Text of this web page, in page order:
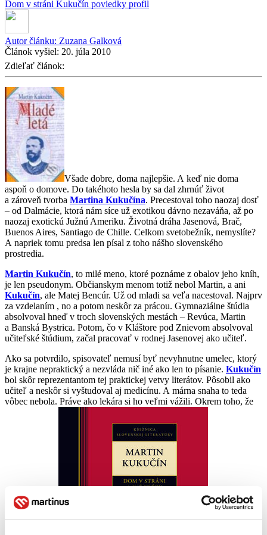
Dom v stráni Kukučín poviedky profil
Autor článku: Zuzana Galková
Článok vyšiel: 20. júla 2010
Zdieľať článok:
Všade dobre, doma najlepšie. A keď nie doma
aspoň o domove. Do takéhoto hesla by sa dal zhrnúť život
a zároveň tvorba Martina Kukučína. Precestoval toho naozaj dosť
– od Dalmácie, ktorá nám síce už exotikou dávno nezaváňa, až po
naozaj exotickú Južnú Ameriku. Životná dráha Jasenová, Brač,
Buenos Aires, Santiago de Chille. Celkom svetobežník, nemyslíte?
A napriek tomu predsa len písal z toho nášho slovenského
prostredia.
Martin Kukučín, to milé meno, ktoré poznáme z obalov jeho kníh,
je len pseudonym. Občianskym menom totiž nebol Martin, a ani
Kukučín, ale Matej Bencúr. Už od mladi sa veľa nacestoval. Najprv
za vzdelaním , no a potom neskôr za prácou. Gymnaziálne štúdia
absolvoval hneď v troch slovenských mestách – Revúca, Martin
a Banská Bystrica. Potom, čo v Kláštore pod Znievom absolvoval
učiteľské štúdium, začal pracovať v rodnej Jasenovej ako učiteľ.
Ako sa potvrdilo, spisovateľ nemusí byť nevyhnutne umelec, ktorý
je krajne nepraktický a nezvláda nič iné ako len to písanie. Kukučín
bol skôr reprezentantom tej praktickej vetvy literátov. Pôsobil ako
učiteľ a neskôr si vyštudoval aj medicínu. A márna snaha to teda
vôbec nebola. Práve ako lekára si ho veľmi vážili. Okrem toho, že